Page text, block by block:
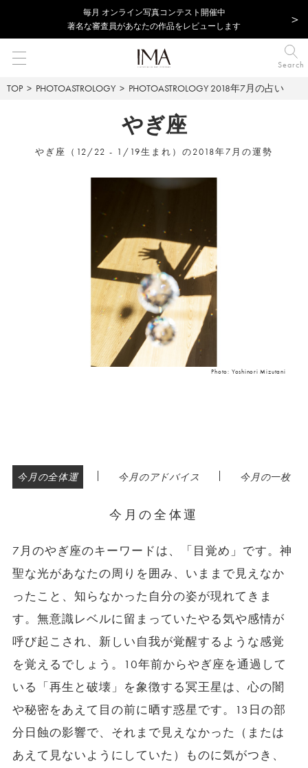
毎⽉ オンライン写真コンテスト開催中
著名な審査員があなたの作品をレビューします
Search
TOP PHOTOASTROLOGY PHOTOASTROLOGY 2018年7月の占い
やぎ座
やぎ座（12/22 - 1/19生まれ）の2018年7月の運勢
Photo: Yoshinori Mizutani
今月の全体運 | 今月のアドバイス | 今月の一枚
今月の全体運
7月のやぎ座のキーワードは、「目覚め」です。神
聖な光があなたの周りを囲み、いままで見えなか
ったこと、知らなかった自分の姿が現れてきま
す。無意識レベルに留まっていたやる気や感情が
呼び起こされ、新しい自我が覚醒するような感覚
を覚えるでしょう。10年前からやぎ座を通過して
いる「再生と破壊」を象徴する冥王星は、心の闇
や秘密をあえて目の前に晒す惑星です。13日の部
分日蝕の影響で、それまで見えなかった（または
あえて見ないようにしていた）ものに気がつき、